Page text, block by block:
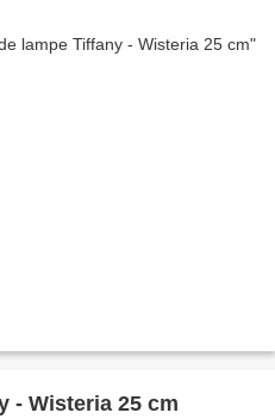
- Wisteria 25 cm